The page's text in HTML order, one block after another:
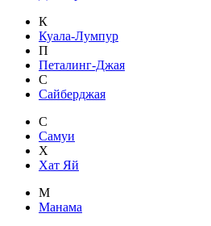
К
Куала-Лумпур
П
Петалинг-Джая
С
Сайберджая
С
Самуи
Х
Хат Яй
М
Манама